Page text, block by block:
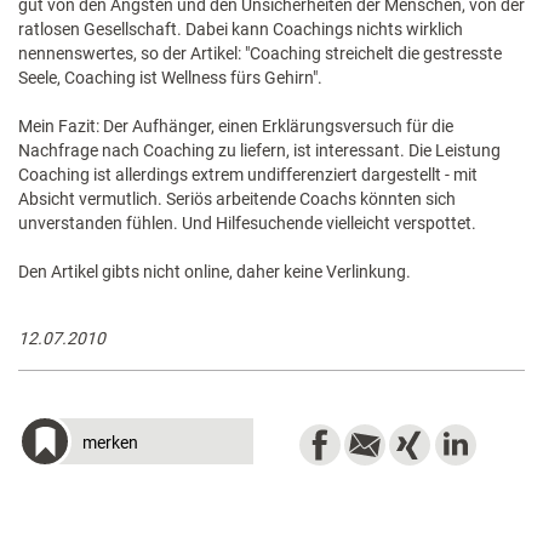
gut von den Ängsten und den Unsicherheiten der Menschen, von der
ratlosen Gesellschaft. Dabei kann Coachings nichts wirklich
nennenswertes, so der Artikel: "Coaching streichelt die gestresste
Seele, Coaching ist Wellness fürs Gehirn".
Mein Fazit: Der Aufhänger, einen Erklärungsversuch für die
Nachfrage nach Coaching zu liefern, ist interessant. Die Leistung
Coaching ist allerdings extrem undifferenziert dargestellt - mit
Absicht vermutlich. Seriös arbeitende Coachs könnten sich
unverstanden fühlen. Und Hilfesuchende vielleicht verspottet.
Den Artikel gibts nicht online, daher keine Verlinkung.
12.07.2010
merken